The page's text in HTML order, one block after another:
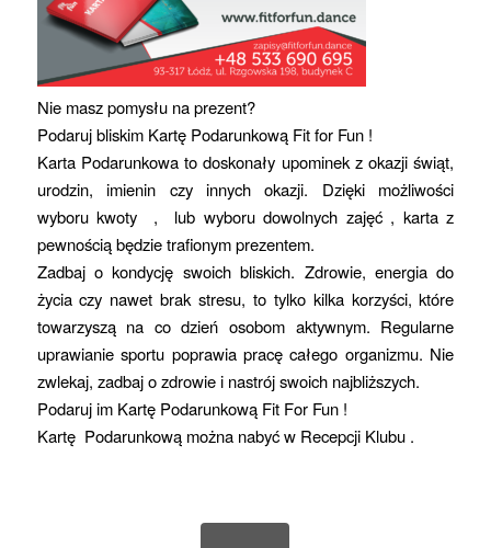
Nie masz pomysłu na prezent?
Podaruj bliskim Kartę Podarunkową Fit for Fun !
Karta Podarunkowa to doskonały upominek z okazji świąt,
urodzin, imienin czy innych okazji. Dzięki możliwości
wyboru kwoty , lub wyboru dowolnych zajęć , karta z
pewnością będzie trafionym prezentem.
Zadbaj o kondycję swoich bliskich. Zdrowie, energia do
życia czy nawet brak stresu, to tylko kilka korzyści, które
towarzyszą na co dzień osobom aktywnym. Regularne
uprawianie sportu poprawia pracę całego organizmu. Nie
zwlekaj, zadbaj o zdrowie i nastrój swoich najbliższych.
Podaruj im Kartę Podarunkową Fit For Fun !
Kartę Podarunkową można nabyć w Recepcji Klubu .